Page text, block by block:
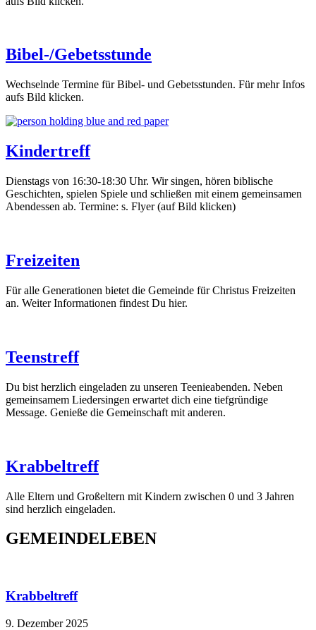
Bibel-/Gebetsstunde
Wechselnde Termine für Bibel- und Gebetsstunden. Für mehr Infos
aufs Bild klicken.
Kindertreff
Dienstags von 16:30-18:30 Uhr. Wir singen, hören biblische
Geschichten, spielen Spiele und schließen mit einem gemeinsamen
Abendessen ab. Termine: s. Flyer (auf Bild klicken)
Freizeiten
Für alle Generationen bietet die Gemeinde für Christus Freizeiten
an. Weiter Informationen findest Du hier.
Teenstreff
Du bist herzlich eingeladen zu unseren Teenieabenden. Neben
gemeinsamem Liedersingen erwartet dich eine tiefgründige
Message. Genieße die Gemeinschaft mit anderen.
Krabbeltreff
Alle Eltern und Großeltern mit Kindern zwischen 0 und 3 Jahren
sind herzlich eingeladen.
GEMEINDELEBEN
Krabbeltreff
9. Dezember 2025